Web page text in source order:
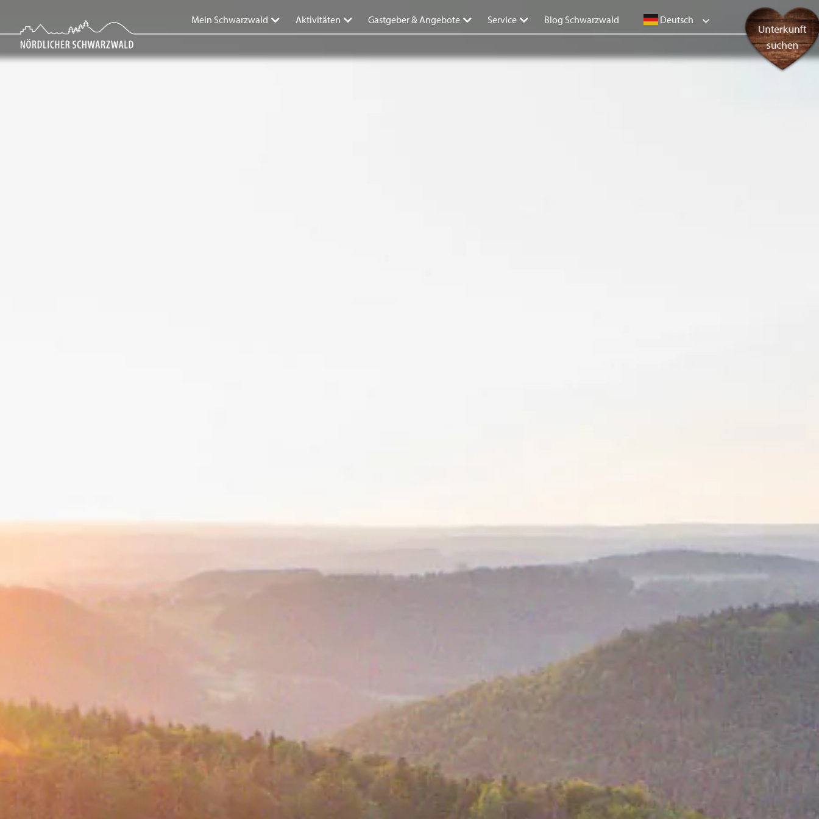
content
Unterkunft
suchen
Mein Schwarzwald Aktivitäten Gastgeber & Angebote Service Blog Schwarzwald Deutsch